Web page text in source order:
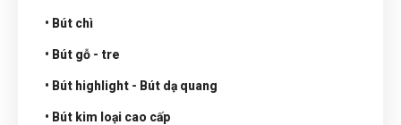
• Bút chì
• Bút gỗ - tre
• Bút highlight - Bút dạ quang
• Bút kim loại cao cấp